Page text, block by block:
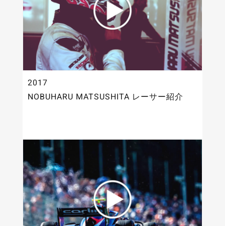
2017
NOBUHARU MATSUSHITA レーサー紹介